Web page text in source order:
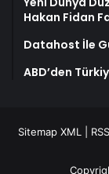
Hakan Fidan
Datahost İle
ABD’den
Sitemap XML